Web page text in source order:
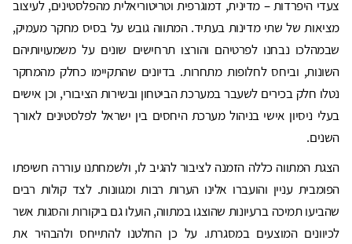
צעדי היפרדות – מדינית, דמוגרפית וטריטוריאלית מהפלסטינים, לעיצוב
מציאות של שתי מדינות בעתיד. המתווה גובש על בסיס מחקר מעמיק,
שבמהלכו נבחנו לפרטיהם והורצו תרחישים שונים על משמעויותיהם
השונות, וביחס לחלופות מתחרות. בדיונים שהתקיימו כחלק מהמחקר
נטלו חלק בכירים לשעבר במערכת הביטחון ובשירות הציבורי, וכן אישים
בעלי ניסיון אישי בניהול מערכת היחסים בין ישראל לפלסטינים לאורך
השנים.
הצגת המתווה כללה הזמנה לציבור להגיב לו, ולשמחתנו עוררה חשיפתו
הפומבית עניין והועברו אלינו הערות רבות ומגוונות. לצד קולות רבים
שהביעו תמיכה ברעיונות שהוצגו במתווה, הועלו גם ביקורות והסגות אשר
לכיוונים המוצעים במסגרתו. על כן החלטנו להתייחס ולהבהיר את